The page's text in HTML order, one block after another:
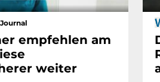
empfehlen am
weiter